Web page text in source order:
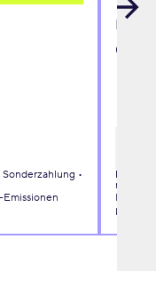
Emissionen
mit